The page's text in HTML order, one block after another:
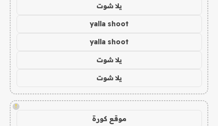
يلا شوت
yalla shoot
yalla shoot
يلا شوت
يلا شوت
!
موقع كورة